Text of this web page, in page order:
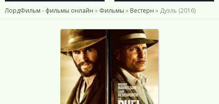
ЛордФильм - фильмы онлайн » Фильмы » Вестерн » Дуэль (2016)